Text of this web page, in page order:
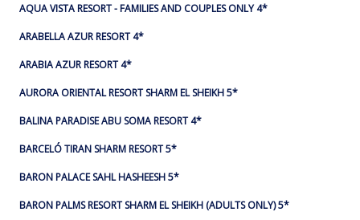
AQUA VISTA RESORT - FAMILIES AND COUPLES ONLY 4*
ARABELLA AZUR RESORT 4*
ARABIA AZUR RESORT 4*
AURORA ORIENTAL RESORT SHARM EL SHEIKH 5*
BALINA PARADISE ABU SOMA RESORT 4*
BARCELÓ TIRAN SHARM RESORT 5*
BARON PALACE SAHL HASHEESH 5*
BARON PALMS RESORT SHARM EL SHEIKH (ADULTS ONLY) 5*